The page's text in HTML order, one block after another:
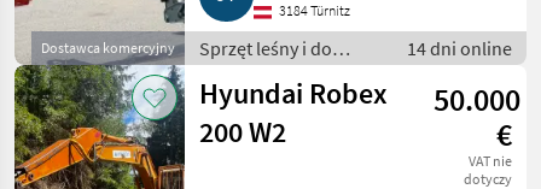
Dostawca komercyjny
3184 Türnitz
Sprzęt leśny i do
obróbki drewna / Inny
sprzęt leśny i do
obróbki drewna
14 dni online
Hyundai Robex
200 W2
50.000
€
VAT nie
dotyczy